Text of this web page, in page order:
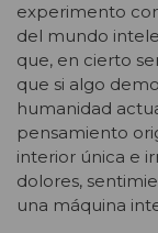
experimento
del mundo
que, en cierto
que si algo
humanidad
pensamiento
interior única e
dolores,
una máquina